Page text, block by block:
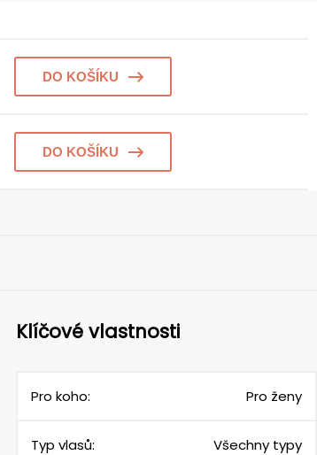
DO KOŠÍKU
DO KOŠÍKU
Klíčové vlastnosti
Pro koho: Pro ženy
Typ vlasů: Všechny typy